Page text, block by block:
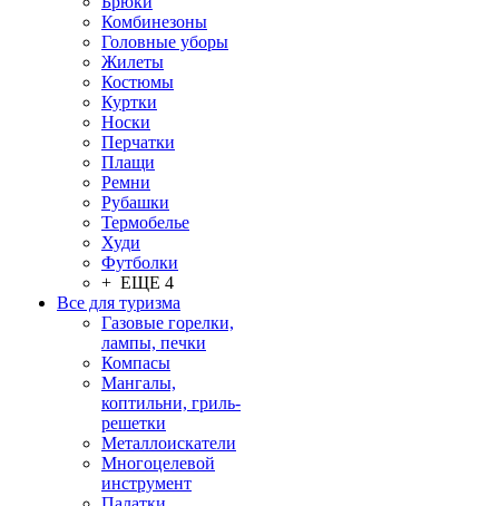
Комбинезоны
Головные уборы
Жилеты
Костюмы
Куртки
Носки
Перчатки
Плащи
Ремни
Рубашки
Термобелье
Худи
Футболки
+ ЕЩЕ 4
Все для туризма
Газовые горелки,
лампы, печки
Компасы
Мангалы,
коптильни, гриль-
решетки
Металлоискатели
Многоцелевой
инструмент